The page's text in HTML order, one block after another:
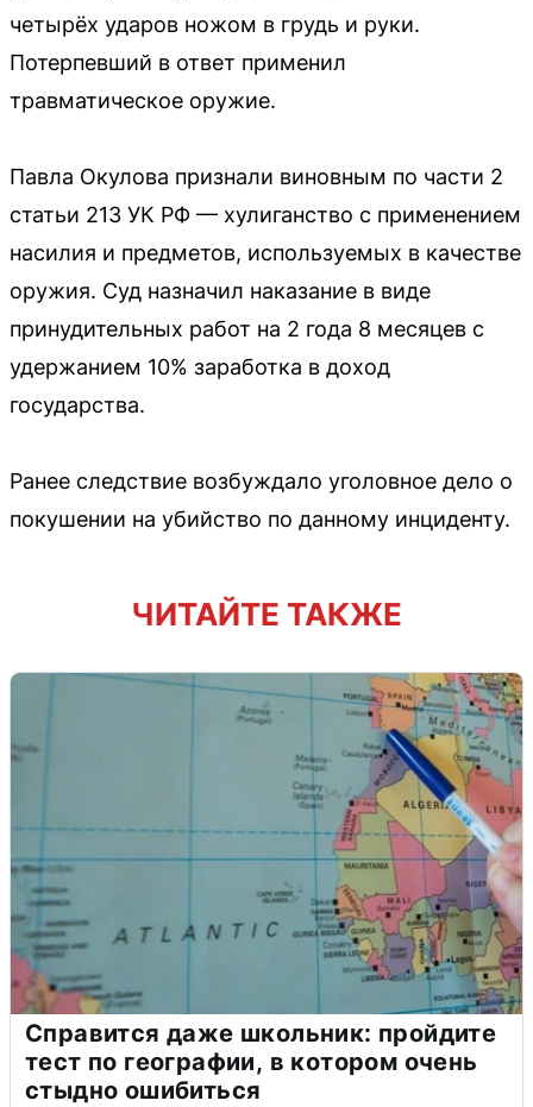
четырёх ударов ножом в грудь и руки.
Потерпевший в ответ применил
травматическое оружие.
Павла Окулова признали виновным по части 2
статьи 213 УК РФ — хулиганство с применением
насилия и предметов, используемых в качестве
оружия. Суд назначил наказание в виде
принудительных работ на 2 года 8 месяцев с
удержанием 10% заработка в доход
государства.
Ранее следствие возбуждало уголовное дело о
покушении на убийство по данному инциденту.
ЧИТАЙТЕ ТАКЖЕ
Справится даже школьник: пройдите
тест по географии, в котором очень
стыдно ошибиться